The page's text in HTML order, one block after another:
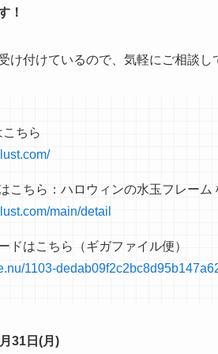
！
け付けているので、気軽にご相談し
ちら
こちら：ハロウィンの水玉フレーム
main/detail
ドはこちら（ギガファイル便）
1103-
31日(月)